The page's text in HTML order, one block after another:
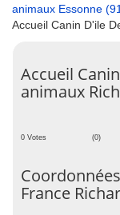
animaux Essonne
Accueil Canin D'ile
Accueil
animaux
0 Votes (0)
France